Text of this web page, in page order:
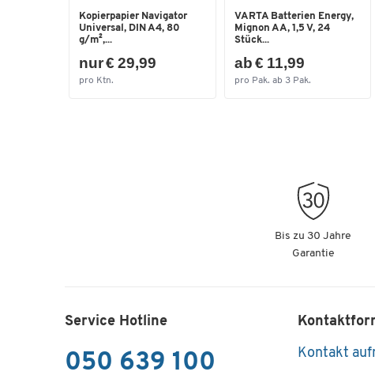
Kopierpapier Navigator
Universal, DIN A4, 80
g/m²,...
nur € 29,99
pro Ktn.
VARTA Batterien Energy,
Mignon AA, 1,5 V, 24
Stück...
ab € 11,99
pro Pak. ab 3 Pak.
Bis zu 30 Jahre
Garantie
Service Hotline
050 639 100 Kontakt